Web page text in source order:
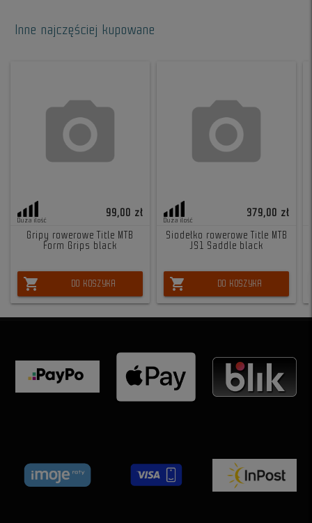
Inne najczęściej kupowane
Duża ilość
99,00 zł
Gripy rowerowe Title MTB
Form Grips black
shopping_cart DO KOSZYKA
Duża ilość
379,00 zł
Siodełko rowerowe Title MTB
JS1 Saddle black
shopping_cart DO KOSZYKA